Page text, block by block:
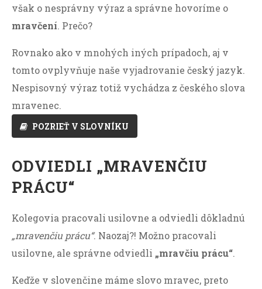
však o nesprávny výraz a správne hovoríme o
mravčení. Prečo?
Rovnako ako v mnohých iných prípadoch, aj v
tomto ovplyvňuje naše vyjadrovanie český jazyk.
Nespisovný výraz totiž vychádza z českého slova
mravenec.
POZRIEŤ V SLOVNÍKU
ODVIEDLI „MRAVENČIU
PRÁCU“
Kolegovia pracovali usilovne a odviedli dôkladnú
„mravenčiu prácu“. Naozaj?! Možno pracovali
usilovne, ale správne odviedli „mravčiu prácu“.
Keďže v slovenčine máme slovo mravec, preto